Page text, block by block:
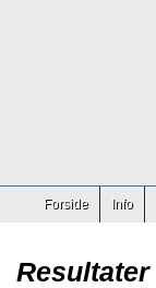
Forside Info
Resultater